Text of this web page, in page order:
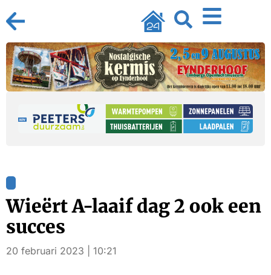
Wieërt A-laaif dag 2 ook een
succes
20 februari 2023 | 10:21